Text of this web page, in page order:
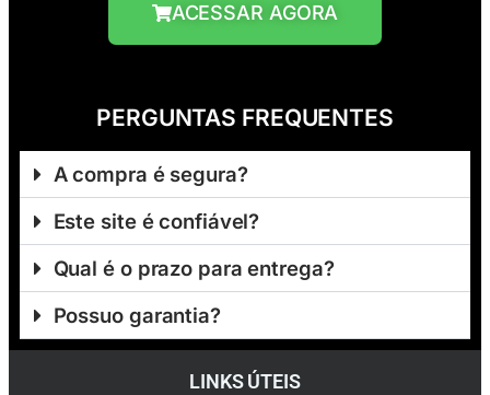
ACESSAR AGORA
PERGUNTAS FREQUENTES
A compra é segura?
Este site é confiável?
Qual é o prazo para entrega?
Possuo garantia?
LINKS ÚTEIS